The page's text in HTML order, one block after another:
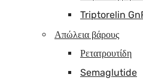
Triptorelin
Απώλεια βάρους
Ρετατρουτίδη
Semaglutide